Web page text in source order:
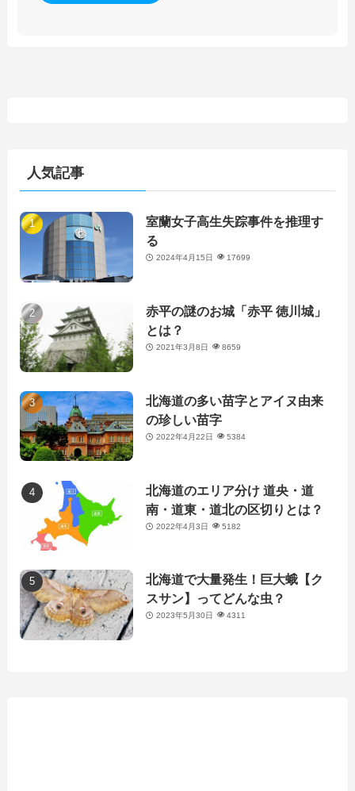
人気記事
室蘭女子高生失踪事件を推理す
る
2024年4月15日 17699
赤平の謎のお城「赤平 徳川城」
とは？
2021年3月8日 8659
北海道の多い苗字とアイヌ由来
の珍しい苗字
2022年4月22日 5384
北海道のエリア分け 道央・道
南・道東・道北の区切りとは？
2022年4月3日 5182
北海道で大量発生！巨大蛾【ク
スサン】ってどんな虫？
2023年5月30日 4311